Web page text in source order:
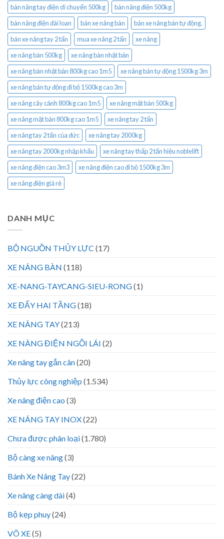
bàn nâng tay điện di chuyển 500kg
bàn nâng điện 500kg
bàn nâng điện đài loan
bán xe nâng bàn
bán xe nâng bán tự động.
bán xe nâng tay 2 tấn
mua xe nâng 2 tấn
xe nâng
xe nâng bàn 500kg
xe nâng bàn nhật bản
xe nâng bàn nhật bản 800kg cao 1m5
xe nâng bán tự động 1500kg 3m
xe nâng bán tự động đi bộ 1500kg cao 3m
xe nâng cây cảnh 800kg cao 1m5
xe nâng mặt bàn 500kg
xe nâng mặt bàn 800kg cao 1m5
xe nâng tay 2 tấn
xe nâng tay 2 tấn của đức
xe nâng tay 2000kg
xe nâng tay 2000kg nhập khẩu
xe nâng tay thấp 2 tấn hiệu noblelift
xe nâng điện cao 3m3
xe nâng điện cao đi bộ 1500kg 3m
xe nâng điện giá rẻ
DANH MỤC
BỘ NGUỒN THỦY LỰC (17)
XE NÂNG BÀN (118)
XE-NANG-TAYCANG-SIEU-RONG(1)
XE ĐẨY HAI TẦNG(18)
XE NÂNG TAY(213)
XE NÂNG ĐIỆN NGỒI LÁI (2)
Xe nâng tay gắn cân(20)
Thủy lực công nghiệp (1.534)
Xe nâng điện cao (3)
XE NÂNG TAY INOX(22)
Chưa được phân loại(1.780)
Bộ càng xe nâng(3)
Bánh Xe Nâng Tay(22)
Xe nâng càng dài(4)
Bộ kẹp phuy(24)
VÕ XE(5)